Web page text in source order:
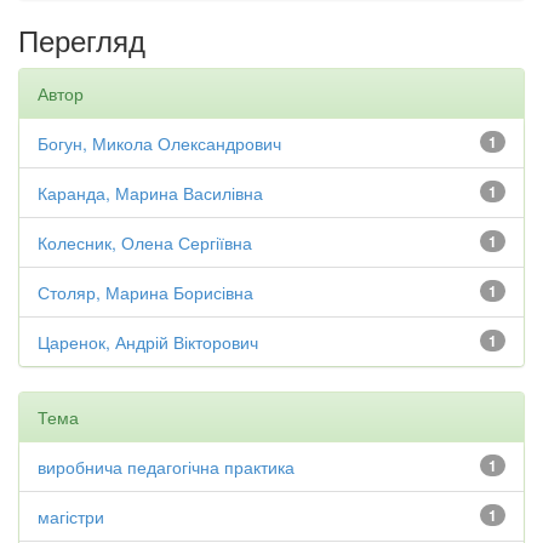
Перегляд
Автор
1
Богун, Микола Олександрович
1
Каранда, Марина Василівна
1
Колесник, Олена Сергіївна
1
Столяр, Марина Борисівна
1
Царенок, Андрій Вікторович
Тема
1
виробнича педагогічна практика
1
магістри